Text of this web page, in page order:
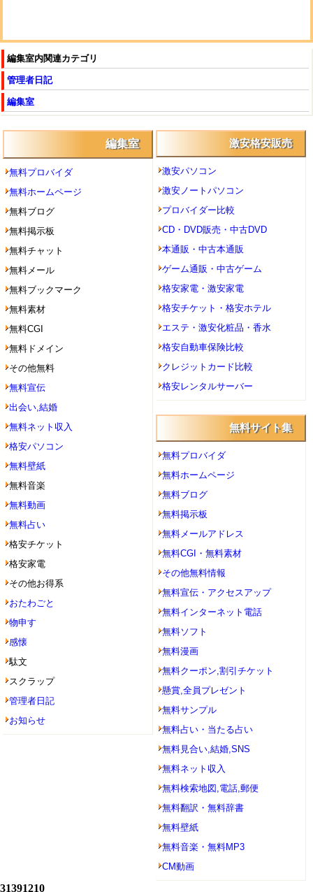
編集室内関連カテゴリ
管理者日記
編集室
編集室
無料プロバイダ
無料ホームページ
無料ブログ
無料掲示板
無料チャット
無料メール
無料ブックマーク
無料素材
無料CGI
無料ドメイン
その他無料
無料宣伝
出会い,結婚
無料ネット収入
格安パソコン
無料壁紙
無料音楽
無料動画
無料占い
格安チケット
格安家電
その他お得系
おたわごと
物申す
感懐
駄文
スクラップ
管理者日記
お知らせ
激安格安販売
激安パソコン
激安ノートパソコン
プロバイダー比較
CD・DVD販売・中古DVD
本通販・中古本通販
ゲーム通販・中古ゲーム
格安家電・激安家電
格安チケット・格安ホテル
エステ・激安化粧品・香水
格安自動車保険比較
クレジットカード比較
格安レンタルサーバー
無料サイト集
無料プロバイダ
無料ホームページ
無料ブログ
無料掲示板
無料メールアドレス
無料CGI・無料素材
その他無料情報
無料宣伝・アクセスアップ
無料インターネット電話
無料ソフト
無料漫画
無料クーポン,割引チケット
懸賞,全員プレゼント
無料サンプル
無料占い・当たる占い
無料見合い,結婚,SNS
無料ネット収入
無料検索地図,電話,郵便
無料翻訳・無料辞書
無料壁紙
無料音楽・無料MP3
CM動画
31391210